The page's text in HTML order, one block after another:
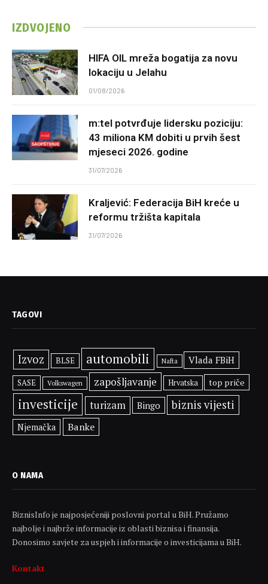
IZDVOJENO
HIFA OIL mreža bogatija za novu
lokaciju u Jelahu
01/08/2026
m:tel potvrđuje lidersku poziciju:
43 miliona KM dobiti u prvih šest
mjeseci 2026. godine
31/07/2026
Kraljević: Federacija BiH kreće u
reformu tržišta kapitala
31/07/2026
TAGOVI
Izvoz BLSE automobili Nafta Vlada FBiH
SASE Volkswagen zapošljavanje Hrvatska top priče
investicije turizam Bingo biznis vijesti
Njemačka Banke
O NAMA
BiznisInfo je najposjećeniji poslovni portal u BiH. Pružamo
najbolje i najbrže informacije iz oblasti biznisa i finansija.
Donosimo savjete za uspjeh i informacije o investicijama u BiH.
Kontakt